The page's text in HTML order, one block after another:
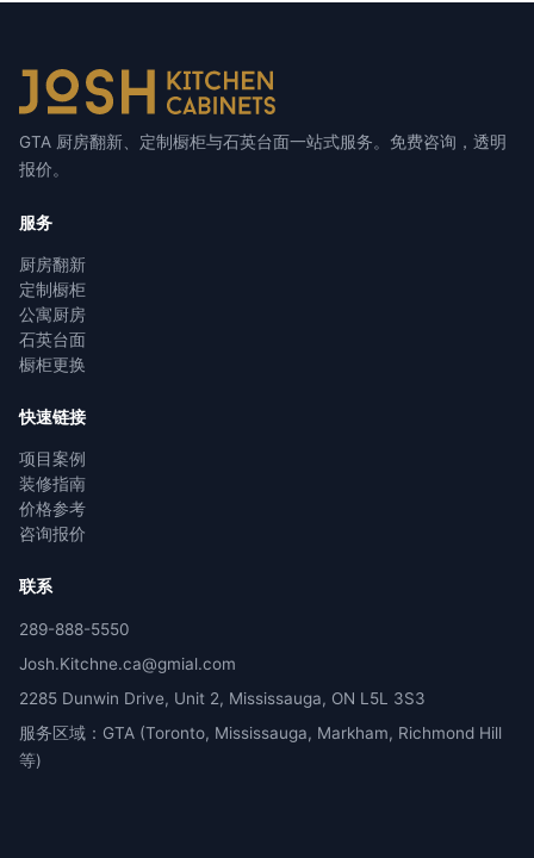
GTA 厨房翻新、定制橱柜与石英台面一站式服务。免费咨询，透明
报价。
服务
厨房翻新
定制橱柜
公寓厨房
石英台面
橱柜更换
快速链接
项目案例
装修指南
价格参考
咨询报价
联系
289-888-5550
Josh.Kitchne.ca@gmial.com
2285 Dunwin Drive, Unit 2, Mississauga, ON L5L 3S3
服务区域：GTA (Toronto, Mississauga, Markham, Richmond Hill
等)